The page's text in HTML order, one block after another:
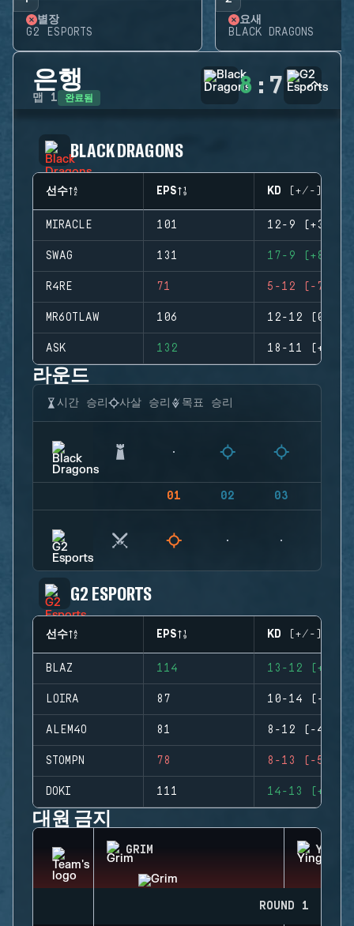
별장
G2 ESPORTS
요새
BLACK DRAGONS
은행
맵 1 완료됨 8 : 7
BLACK DRAGONS
선수 EPS KD (+/-)
MIRACLE 101 12-9 (+3)
SWAG 131 17-9 (+8)
R4RE 71 5-12 (-7)
MR6OTLAW 106 12-12 (0)
ASK 132 18-11 (+7)
라운드
시간 승리 사살 승리 목표 승리
01 02 03
G2 ESPORTS
선수 EPS KD (+/-)
BLAZ 114 13-12 (+1)
LOIRA 87 10-14 (-4)
ALEM4O 81 8-12 (-4)
STOMPN 78 8-13 (-5)
DOKI 111 14-13 (+1)
대원 금지
GRIM YING
ROUND 1